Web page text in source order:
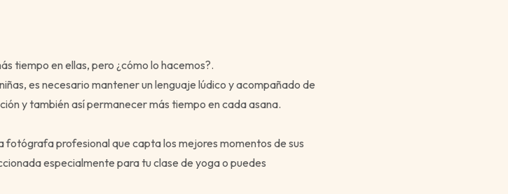
tiempo en ellas, pero ¿cómo lo hacemos?.
es necesario mantener un lenguaje lúdico y acompañado de
y también así permanecer más tiempo en cada asana.
fotógrafa profesional que capta los mejores momentos de sus
especialmente para tu clase de yoga o puedes